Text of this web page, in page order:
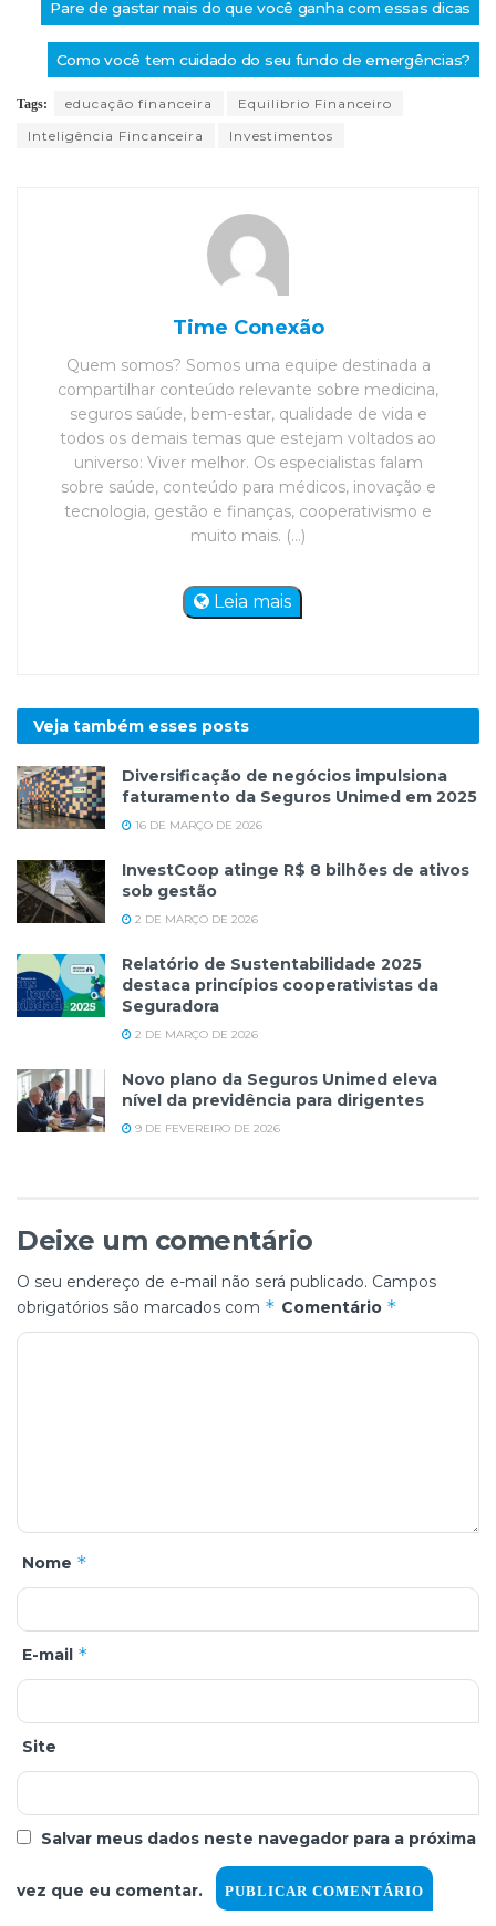
Pare de gastar mais do que você ganha com essas dicas
Como você tem cuidado do seu fundo de emergências?
Tags: educação financeira
Equilibrio Financeiro
Inteligência Fincanceira
Investimentos
Time Conexão
Quem somos? Somos uma equipe destinada a
compartilhar conteúdo relevante sobre medicina,
seguros saúde, bem-estar, qualidade de vida e
todos os demais temas que estejam voltados ao
universo: Viver melhor. Os especialistas falam
sobre saúde, conteúdo para médicos, inovação e
tecnologia, gestão e finanças, cooperativismo e
muito mais. (...)
Leia mais
Veja também esses posts
Diversificação de negócios impulsiona
faturamento da Seguros Unimed em 2025
16 DE MARÇO DE 2026
InvestCoop atinge R$ 8 bilhões de ativos
sob gestão
2 DE MARÇO DE 2026
Relatório de Sustentabilidade 2025
destaca princípios cooperativistas da
Seguradora
2 DE MARÇO DE 2026
Novo plano da Seguros Unimed eleva
nível da previdência para dirigentes
9 DE FEVEREIRO DE 2026
Deixe um comentário
O seu endereço de e-mail não será publicado. Campos
obrigatórios são marcados com * Comentário *
Nome *
E-mail *
Site
Salvar meus dados neste navegador para a próxima
vez que eu comentar.